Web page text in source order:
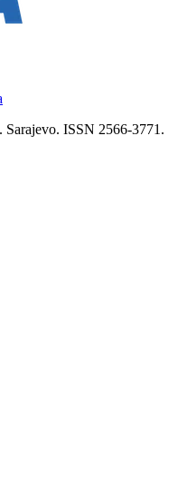
ISSN 2566-3771.